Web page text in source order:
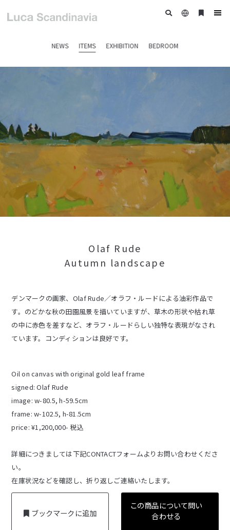
NEWS ITEMS EXHIBITION BEDROOM
日
ブ
ー
Olaf Rude
Autumn landscape
デンマークの画家、Olaf Rude／オラフ・ルードによる油彩作品で
す。のどかな秋の田園風景を描いていますが、草木の形状や枯れ草
の中に赤色を差すなど、オラフ・ルードらしい独特な表現がなされ
ています。コンディションは良好です。
Oil on canvas with original gold leaf frame
signed: Olaf Rude
image: w-80.5, h-59.5cm
frame: w-102.5, h-81.5cm
price: ¥1,200,000- 税込
詳細につきましては下記CONTACTフォームよりお問い合わせくださ
い。
在庫状況などを確認し、折り返しご連絡いたします。
ブックマークに追加
この商品について問い
合わせる